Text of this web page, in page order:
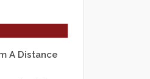
A Distance